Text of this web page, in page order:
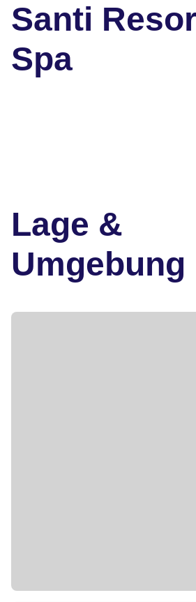
Santi
Spa
Lage &
Umgebung